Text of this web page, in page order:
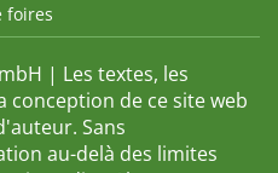
foires
| Les textes, les
conception de ce site web
Sans
au-delà des limites